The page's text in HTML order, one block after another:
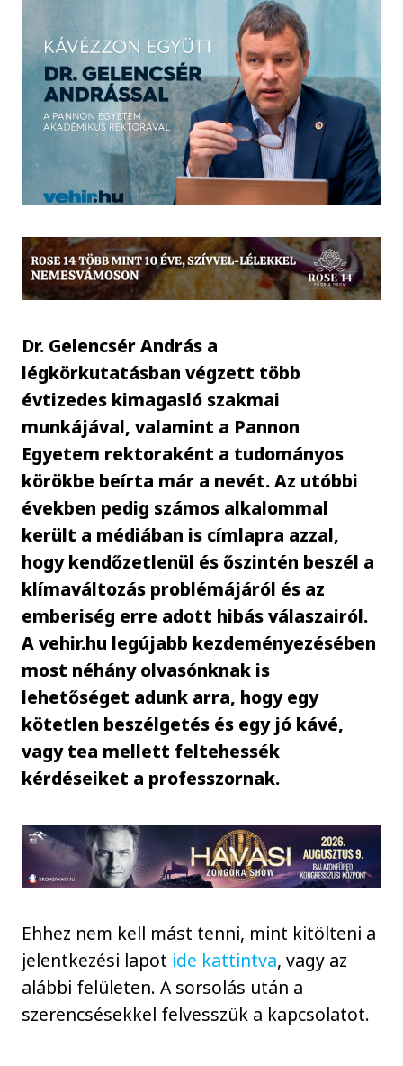
Dr. Gelencsér András a
légkörkutatásban végzett több
évtizedes kimagasló szakmai
munkájával, valamint a Pannon
Egyetem rektoraként a tudományos
körökbe beírta már a nevét. Az utóbbi
években pedig számos alkalommal
került a médiában is címlapra azzal,
hogy kendőzetlenül és őszintén beszél a
klímaváltozás problémájáról és az
emberiség erre adott hibás válaszairól.
A vehir.hu legújabb kezdeményezésében
most néhány olvasónknak is
lehetőséget adunk arra, hogy egy
kötetlen beszélgetés és egy jó kávé,
vagy tea mellett feltehessék
kérdéseiket a professzornak.
Ehhez nem kell mást tenni, mint kitölteni a
jelentkezési lapot ide kattintva, vagy az
alábbi felületen. A sorsolás után a
szerencsésekkel felvesszük a kapcsolatot.